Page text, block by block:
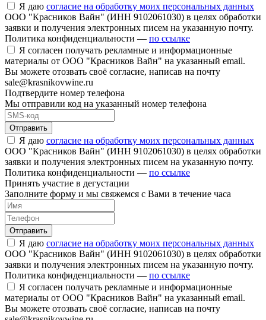
Я даю согласие на обработку моих персональных данных
ООО "Красников Вайн" (ИНН 9102061030) в целях обработки
заявки и получения электронных писем на указанную почту.
Политика конфиденциальности — по ссылке
Я согласен получать рекламные и информационные
материалы от ООО "Красников Вайн" на указанный email.
Вы можете отозвать своё согласие, написав на почту
sale@krasnikovwine.ru
Подтвердите номер телефона
Мы отправили код на указанный номер телефона
Отправить
Я даю согласие на обработку моих персональных данных
ООО "Красников Вайн" (ИНН 9102061030) в целях обработки
заявки и получения электронных писем на указанную почту.
Политика конфиденциальности — по ссылке
Принять участие в дегустации
Заполните форму и мы свяжемся с Вами в течение часа
Отправить
Я даю согласие на обработку моих персональных данных
ООО "Красников Вайн" (ИНН 9102061030) в целях обработки
заявки и получения электронных писем на указанную почту.
Политика конфиденциальности — по ссылке
Я согласен получать рекламные и информационные
материалы от ООО "Красников Вайн" на указанный email.
Вы можете отозвать своё согласие, написав на почту